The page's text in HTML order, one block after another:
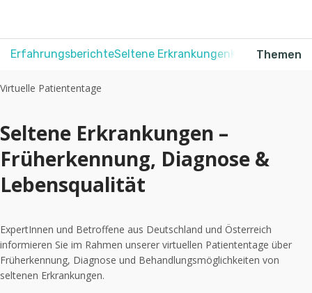
ErfahrungsberichteSeltene ErkrankungenKrebsThemen
Virtuelle Patiententage
Seltene Erkrankungen –
Früherkennung, Diagnose &
Lebensqualität
ExpertInnen und Betroffene aus Deutschland und Österreich
informieren Sie im Rahmen unserer virtuellen Patiententage über
Früherkennung, Diagnose und Behandlungsmöglichkeiten von
seltenen Erkrankungen.